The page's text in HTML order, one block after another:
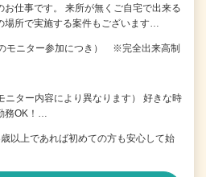
お仕事です。 来所が無くご自宅で出来る
場所で実施する案件もございます…
モニター参加につき） ※完全出来高制
ニター内容により異なります） 好きな時
務OK！…
以上であれば初めての方も安心して始